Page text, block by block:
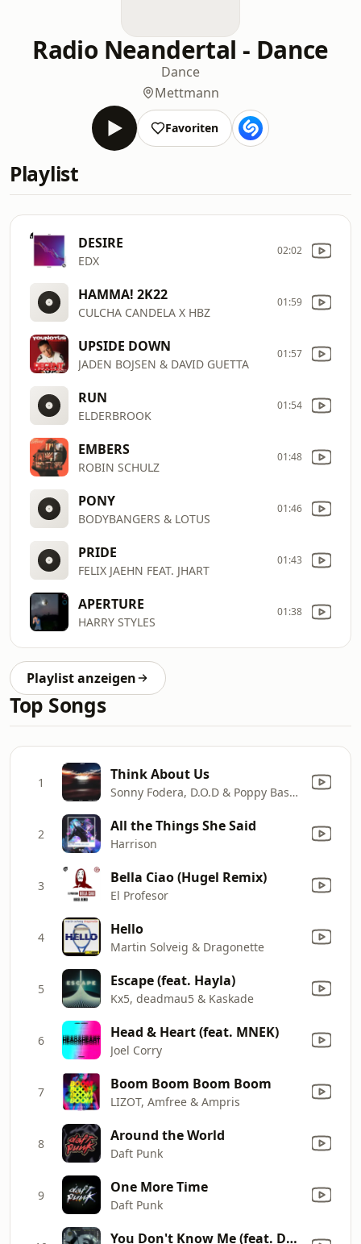
Radio Neandertal - Dance
Dance
Mettmann
Favoriten
Playlist
DESIRE
EDX
02:02
HAMMA! 2K22
CULCHA CANDELA X HBZ
01:59
UPSIDE DOWN
JADEN BOJSEN & DAVID GUETTA
01:57
RUN
ELDERBROOK
01:54
EMBERS
ROBIN SCHULZ
01:48
PONY
BODYBANGERS & LOTUS
01:46
PRIDE
FELIX JAEHN FEAT. JHART
01:43
APERTURE
HARRY STYLES
01:38
Playlist anzeigen
Top Songs
1 Think About Us
Sonny Fodera, D.O.D & Poppy Baskcomb
2 All the Things She Said
Harrison
3 Bella Ciao (Hugel Remix)
El Profesor
4 Hello
Martin Solveig & Dragonette
5 Escape (feat. Hayla)
Kx5, deadmau5 & Kaskade
6 Head & Heart (feat. MNEK)
Joel Corry
7 Boom Boom Boom Boom
LIZOT, Amfree & Ampris
8 Around the World
Daft Punk
9 One More Time
Daft Punk
You Don't Know Me (feat. Duane Harden)